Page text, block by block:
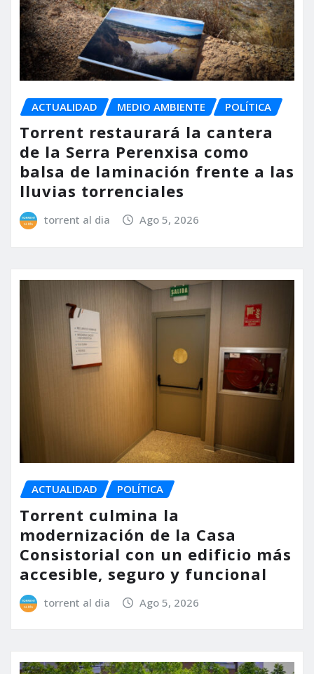
ACTUALIDAD MEDIO AMBIENTE POLÍTICA
Torrent restaurará la cantera
de la Serra Perenxisa como
balsa de laminación frente a las
lluvias torrenciales
torrent al dia Ago 5, 2026
ACTUALIDAD POLÍTICA
Torrent culmina la
modernización de la Casa
Consistorial con un edificio más
accesible, seguro y funcional
torrent al dia Ago 5, 2026